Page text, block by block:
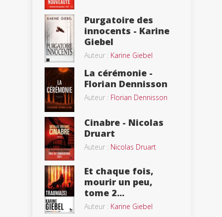
Purgatoire des
innocents - Karine
Giebel
Auteur : Karine Giebel
La cérémonie -
Florian Dennisson
Auteur : Florian Dennisson
Cinabre - Nicolas
Druart
Auteur : Nicolas Druart
Et chaque fois,
mourir un peu,
tome 2...
Auteur : Karine Giebel